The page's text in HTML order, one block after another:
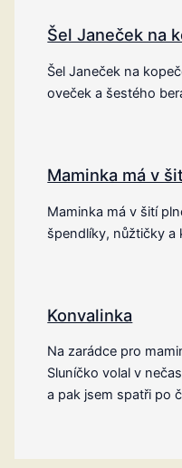
Šel Janeček na
Šel Janeček na
oveček a šestého
Maminka má v
Maminka má v šití
špendlíky, nůžtičky a
Konvalinka
Na zarádce pro
Sluníčko volal v
a pak jsem spatři po